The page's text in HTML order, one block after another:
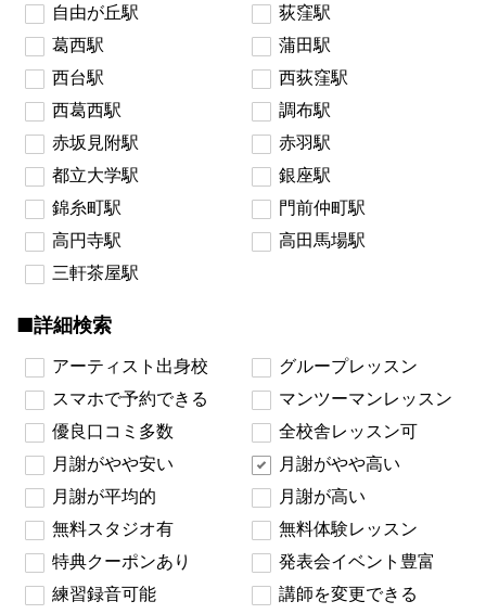
自由が丘駅
荻窪駅
葛西駅
蒲田駅
西台駅
西荻窪駅
西葛西駅
調布駅
赤坂見附駅
赤羽駅
都立大学駅
銀座駅
錦糸町駅
門前仲町駅
高円寺駅
高田馬場駅
三軒茶屋駅
■詳細検索
アーティスト出身校
グループレッスン
スマホで予約できる
マンツーマンレッスン
優良口コミ多数
全校舎レッスン可
月謝がやや安い
月謝がやや高い
月謝が平均的
月謝が高い
無料スタジオ有
無料体験レッスン
特典クーポンあり
発表会イベント豊富
練習録音可能
講師を変更できる